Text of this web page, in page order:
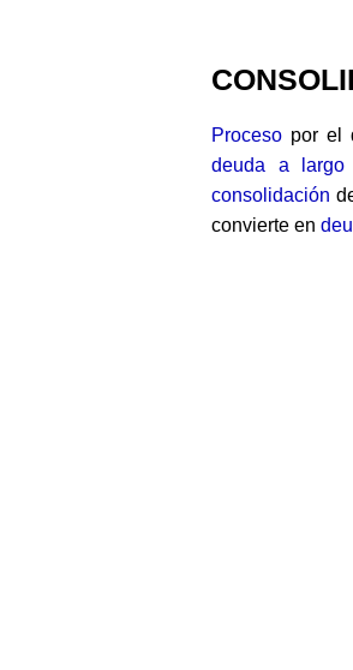
Proceso por el
deuda a largo
consolidación
convierte en